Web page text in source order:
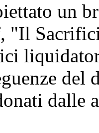
un
"Il
del
dalle